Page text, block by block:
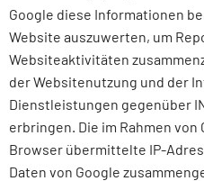
Google diese Informationen
Website auszuwerten, um
Websiteaktivitäten
der Websitenutzung und der
Dienstleistungen gegenüber
erbringen. Die im Rahmen
Browser übermittelte IP-
Daten von Google